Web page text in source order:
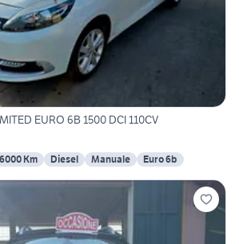
EURO 6B 1500 DCI 110CV
Km Diesel Manuale Euro 6b